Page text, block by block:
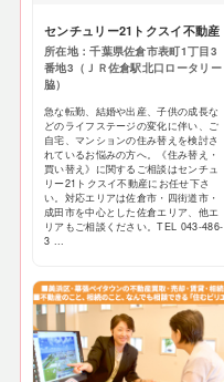
センチュリー21トクスイ不動産
所在地：千葉県佐倉市表町1丁目3
番地3（ＪＲ佐倉駅北口ロータリー
脇）
急な転勤、結婚や出産、子供の成長な
どのライフステージの変化に伴い、ご
自宅、マンションの住み替えを検討さ
れているお悩みの方へ。《住み替え・
買い替え》に関するご相談はセンチュ
リー21トクスイ不動産にお任せ下さ
い。対応エリアは佐倉市・四街道市・
成田市を中心とした佐倉エリア、他エ
リアもご相談ください。TEL 043-486-
3 ...